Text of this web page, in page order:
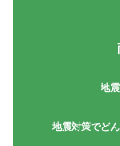
地
地震対策でど